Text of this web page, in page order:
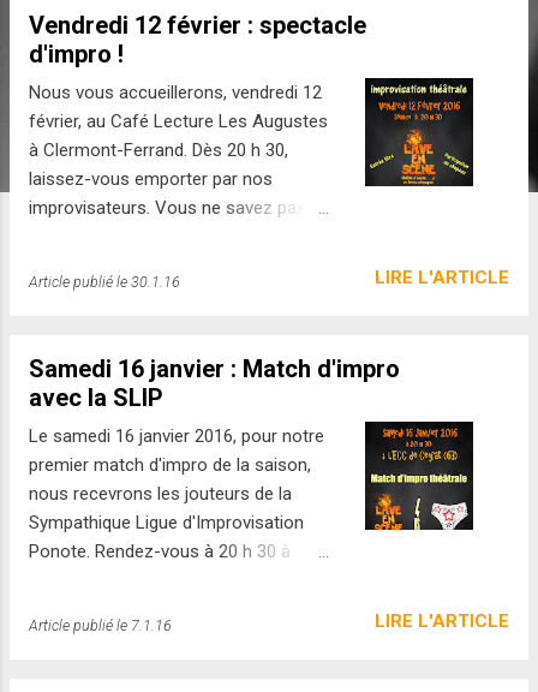
Vendredi 12 février : spectacle
d'impro !
Nous vous accueillerons, vendredi 12
février, au Café Lecture Les Augustes
à Clermont-Ferrand. Dès 20 h 30,
laissez-vous emporter par nos
improvisateurs. Vous ne savez pas à
Article publié le 30.1.16 LIRE L'ARTICLE
Samedi 16 janvier : Match d'impro
avec la SLIP
Le samedi 16 janvier 2016, pour notre
premier match d'impro de la saison,
nous recevrons les jouteurs de la
Sympathique Ligue d'Improvisation
Ponote. Rendez-vous à 20 h 30 à
Ceyrat. Pensez à réserver en cliquant
Article publié le 7.1.16 LIRE L'ARTICLE